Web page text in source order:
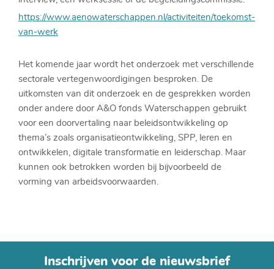
https://www.aenowaterschappen.nl/activiteiten/toekomst-
van-werk
Het komende jaar wordt het onderzoek met verschillende
sectorale vertegenwoordigingen besproken. De
uitkomsten van dit onderzoek en de gesprekken worden
onder andere door A&O fonds Waterschappen gebruikt
voor een doorvertaling naar beleidsontwikkeling op
thema’s zoals organisatieontwikkeling, SPP, leren en
ontwikkelen, digitale transformatie en leiderschap. Maar
kunnen ook betrokken worden bij bijvoorbeeld de
vorming van arbeidsvoorwaarden.
Inschrijven voor de nieuwsbrief